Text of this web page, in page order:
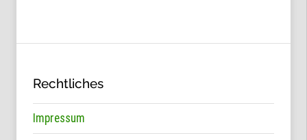
Rechtliches
Impressum